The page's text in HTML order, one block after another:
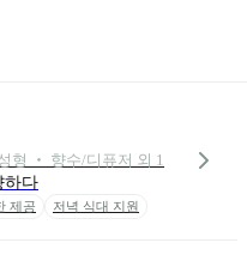
형 ‧ 향수/디퓨저 외 1
하다
제공
저녁 식대 지원